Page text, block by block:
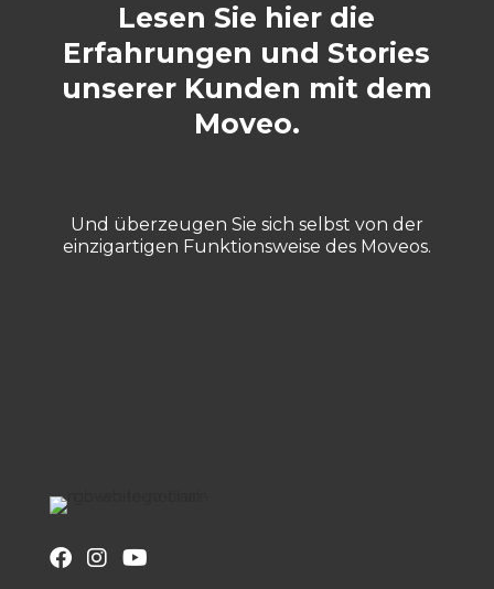
Lesen Sie hier die
Erfahrungen und Stories
unserer Kunden mit dem
Moveo.
Und überzeugen Sie sich selbst von der
einzigartigen Funktionsweise des Moveos.